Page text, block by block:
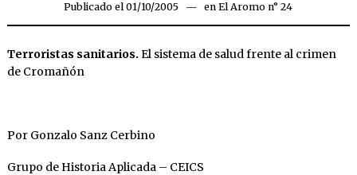
Publicado el 01/10/2005 22/03/2020
en El Aromo n° 24
Terroristas sanitarios. El sistema de salud frente al crimen
de Cromañón
Por Gonzalo Sanz Cerbino
Grupo de Historia Aplicada – CEICS